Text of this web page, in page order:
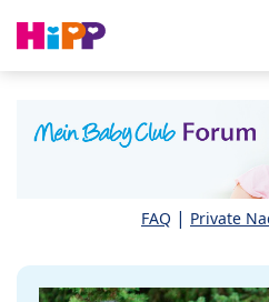
FAQ | Private